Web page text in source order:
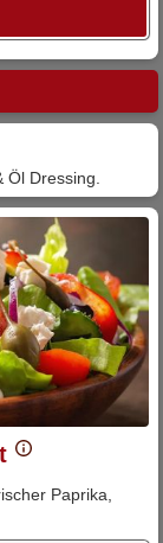
Öl Dressing.
Paprika,